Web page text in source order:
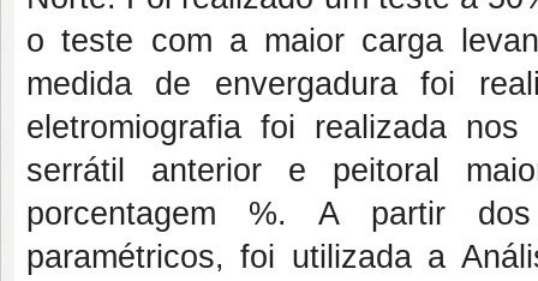
o teste com a maior carga
medida de envergadura foi
eletromiografia foi realizada
serrátil anterior e peitoral
porcentagem %. A partir
paramétricos, foi utilizada a